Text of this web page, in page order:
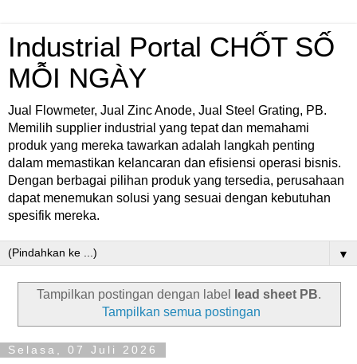
Industrial Portal CHỐT SỐ
MỖI NGÀY
Jual Flowmeter, Jual Zinc Anode, Jual Steel Grating, PB.
Memilih supplier industrial yang tepat dan memahami
produk yang mereka tawarkan adalah langkah penting
dalam memastikan kelancaran dan efisiensi operasi bisnis.
Dengan berbagai pilihan produk yang tersedia, perusahaan
dapat menemukan solusi yang sesuai dengan kebutuhan
spesifik mereka.
▼
Tampilkan postingan dengan label lead sheet PB.
Tampilkan semua postingan
Selasa, 07 Juli 2026